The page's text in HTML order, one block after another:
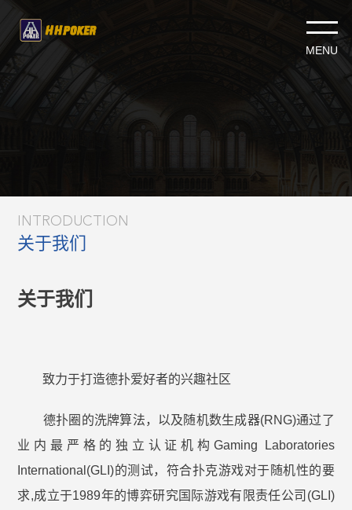
INTRODUCTION
关于我们
关于我们
致力于打造德扑爱好者的兴趣社区
德扑圈的洗牌算法，以及随机数生成器(RNG)通过了
业内最严格的独立认证机构Gaming Laboratories
International(GLI)的测试，符合扑克游戏对于随机性的要
求,成立于1989年的博弈研究国际游戏有限责任公司(GLI)